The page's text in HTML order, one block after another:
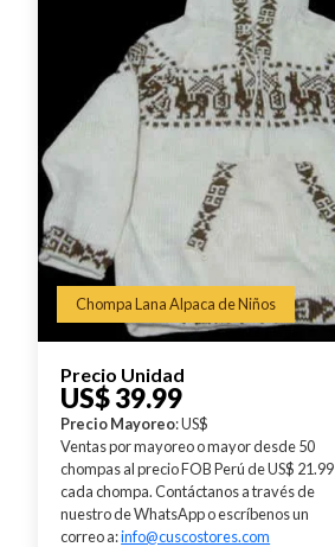
Chompa Lana Alpaca de Niños
Precio Unidad
US$ 39.99
Precio Mayoreo: US$
Ventas por mayoreo o mayor desde 50
chompas al precio FOB Perú de US$ 21.99
cada chompa. Contáctanos a través de
nuestro de WhatsApp o escríbenos un
correo a:info@cuscostores.com